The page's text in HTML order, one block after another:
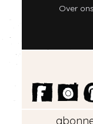
Over ons